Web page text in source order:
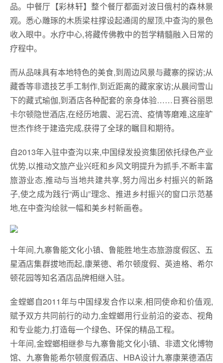
品。中餐厅【彩林轩】整个餐厅都面对波日俄村的森林景
观。悉心雕琢的木质梁柱撑设起通阔的屋顶,中查沟的景色
收入眼中。水疗中心,将藏传佛教中的哲学精髓融入日常的
疗程中。
而从品味具有本地特色的美食,到周边风景与藏寨的探访;从
藏香等非遗技艺手工制作,到近距离的藏家家访;从晨间雪山
下的藏式瑜伽,到酒店各种配套的亲身体验……日赛谷丽思
卡尔顿隐世酒店,在经历地震、泥石流、疫情等磨难,这座旷
世杰作终于建造完成,获得了全球的瞩目和期待。
自2013年入驻中查沟以来,中国绿发投资集团依托绿色产业
优势,以推动文旅产业兴旺和乡风文明提升为抓手,不断丰富
旅游业态,推动与当地共建共享,努力闯出乡村振兴的新路
子,使之成为践行“两山”理念、推进乡村振兴的窗口示范基
地,在中查沟绘就一幅和美乡村新画卷。
十年间,九寨鲁能文化小镇、鲁能胜地生态旅游度假区、五
星酒店集群拔地而起,康莱德、希尔顿度假、英迪格、希尔
顿花园等知名酒店品牌相继入驻。
金螳螂自2011年与中国绿发合作以来,相同使命和价值观,
赋予双方共同前行的动力,金螳螂用行业前沿的姿态、视角
和专业能力,打造每一个绿色、环保的精品工程。
十年间,金螳螂相继参与九寨鲁能文化小镇、非遗文化博物
馆、九寨鲁能希尔顿度假酒店、HBA设计九寨康莱德酒店